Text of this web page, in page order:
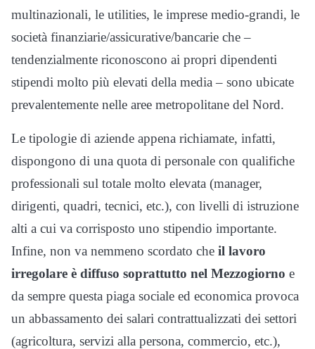
multinazionali, le utilities, le imprese medio-grandi, le
società finanziarie/assicurative/bancarie che –
tendenzialmente riconoscono ai propri dipendenti
stipendi molto più elevati della media – sono ubicate
prevalentemente nelle aree metropolitane del Nord.
Le tipologie di aziende appena richiamate, infatti,
dispongono di una quota di personale con qualifiche
professionali sul totale molto elevata (manager,
dirigenti, quadri, tecnici, etc.), con livelli di istruzione
alti a cui va corrisposto uno stipendio importante.
Infine, non va nemmeno scordato che il lavoro
irregolare è diffuso soprattutto nel Mezzogiorno e
da sempre questa piaga sociale ed economica provoca
un abbassamento dei salari contrattualizzati dei settori
(agricoltura, servizi alla persona, commercio, etc.),